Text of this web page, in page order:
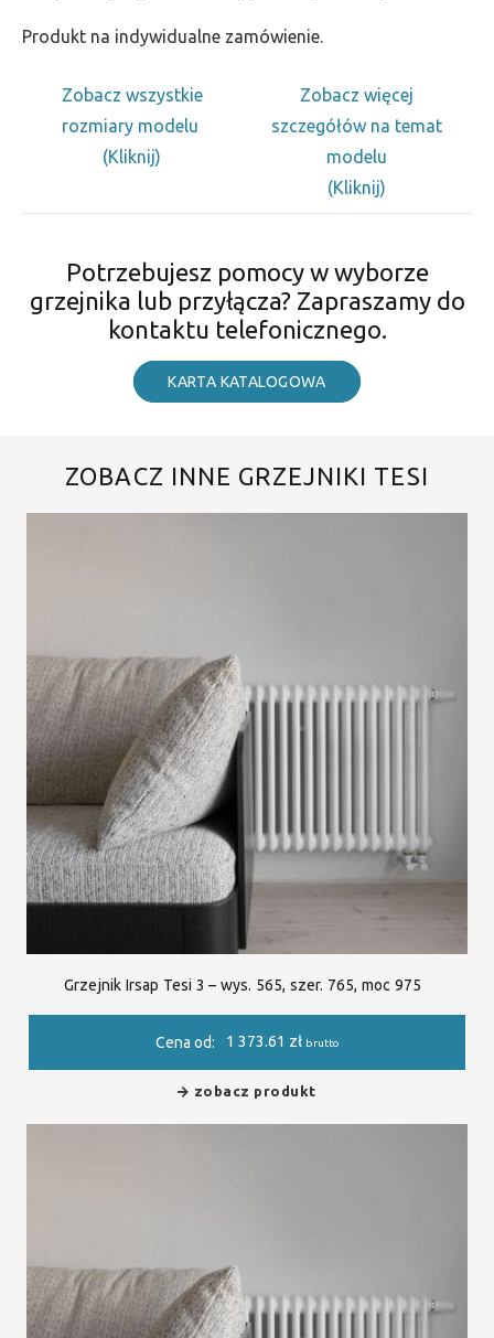
Produkt na indywidualne zamówienie.
Zobacz wszystkie
rozmiary modelu
(Kliknij)
Zobacz więcej
szczegółów na temat
modelu
(Kliknij)
Potrzebujesz pomocy w wyborze
grzejnika lub przyłącza? Zapraszamy do
kontaktu telefonicznego.
KARTA KATALOGOWA
ZOBACZ INNE GRZEJNIKI TESI
Grzejnik Irsap Tesi 3 – wys. 565, szer. 765, moc 975
Cena od: 1 373.61 zł brutto
zobacz produkt